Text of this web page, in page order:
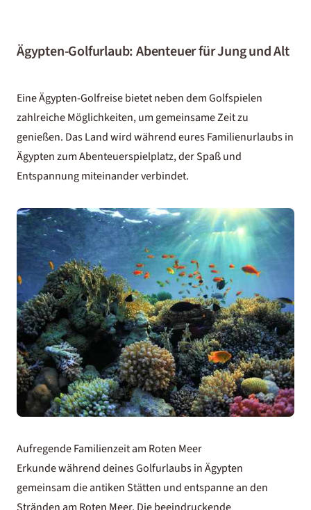
Ägypten-Golfurlaub: Abenteuer für Jung und Alt
Eine Ägypten-Golfreise bietet neben dem Golfspielen
zahlreiche Möglichkeiten, um gemeinsame Zeit zu
genießen. Das Land wird während euresFamilienurlaubs in
Ägyptenzum Abenteuerspielplatz, der Spaß und
Entspannung miteinander verbindet.
Aufregende Familienzeit am Roten Meer
Erkunde während deines Golfurlaubs in Ägypten
gemeinsam die antiken Stätten und entspanne an den
Stränden am Roten Meer. Die beeindruckende